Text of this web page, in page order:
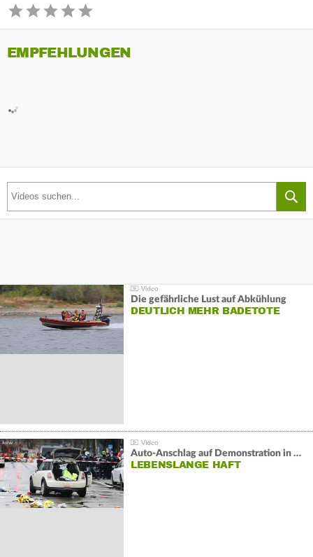
EMPFEHLUNGEN
Die gefährliche Lust auf Abkühlung
DEUTLICH MEHR BADETOTE
Auto-Anschlag auf Demonstration in München:
LEBENSLANGE HAFT